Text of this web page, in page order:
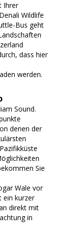
Ihrer
Wildlife
Bus geht
dass hier
werden.
Sound.
denen der
Sie
Wale vor
ein kurzer
direkt mit
in